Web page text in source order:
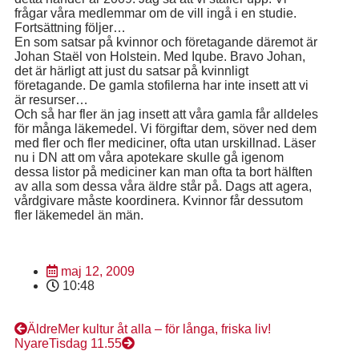
frågar våra medlemmar om de vill ingå i en studie.
Fortsättning följer…
En som satsar på kvinnor och företagande däremot är
Johan Staël von Holstein. Med Iqube. Bravo Johan,
det är härligt att just du satsar på kvinnligt
företagande. De gamla stofilerna har inte insett att vi
är resurser…
Och så har fler än jag insett att våra gamla får alldeles
för många läkemedel. Vi förgiftar dem, söver ned dem
med fler och fler mediciner, ofta utan urskillnad. Läser
nu i DN att om våra apotekare skulle gå igenom
dessa listor på mediciner kan man ofta ta bort hälften
av alla som dessa våra äldre står på. Dags att agera,
vårdgivare måste koordinera. Kvinnor får dessutom
fler läkemedel än män.
maj 12, 2009
10:48
ÄldreMer kultur åt alla – för långa, friska liv!
NyareTisdag 11.55